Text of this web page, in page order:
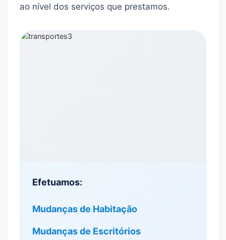
ao nível dos serviços que prestamos.
Efetuamos:
Mudanças de Habitação
Mudanças de Escritórios